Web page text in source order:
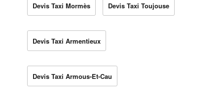
Devis Taxi Mormès Devis Taxi Toujouse
Devis Taxi Armentieux
Devis Taxi Armous-Et-Cau